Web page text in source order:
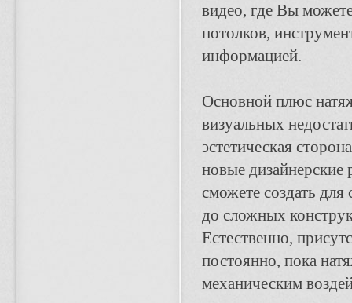
видео, где Вы
потолков,
информацией.
Основной плюс
визуальных
эстетическая
новые
сможете создать
до сложных
Естественно,
постоянно, пока
механическим